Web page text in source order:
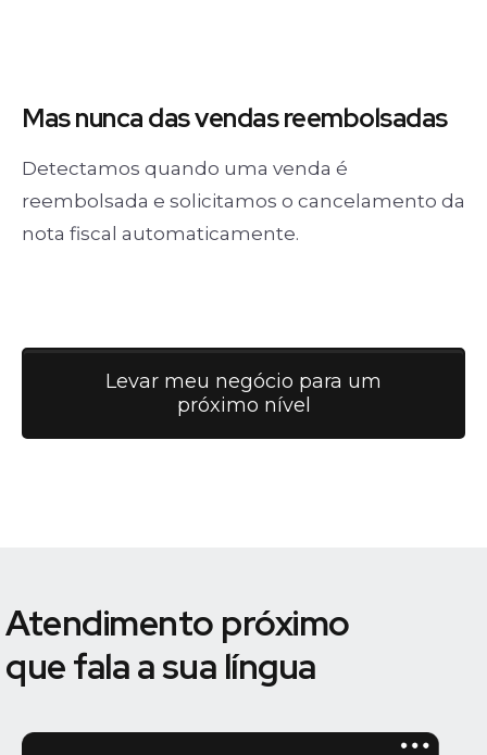
Mas nuncadas vendasreembolsadas
Detectamos quando uma venda é
reembolsada e solicitamos o cancelamento da
nota fiscal automaticamente.
Levar meu negócio para um
próximo nível
Atendimento próximo
que fala a sua língua